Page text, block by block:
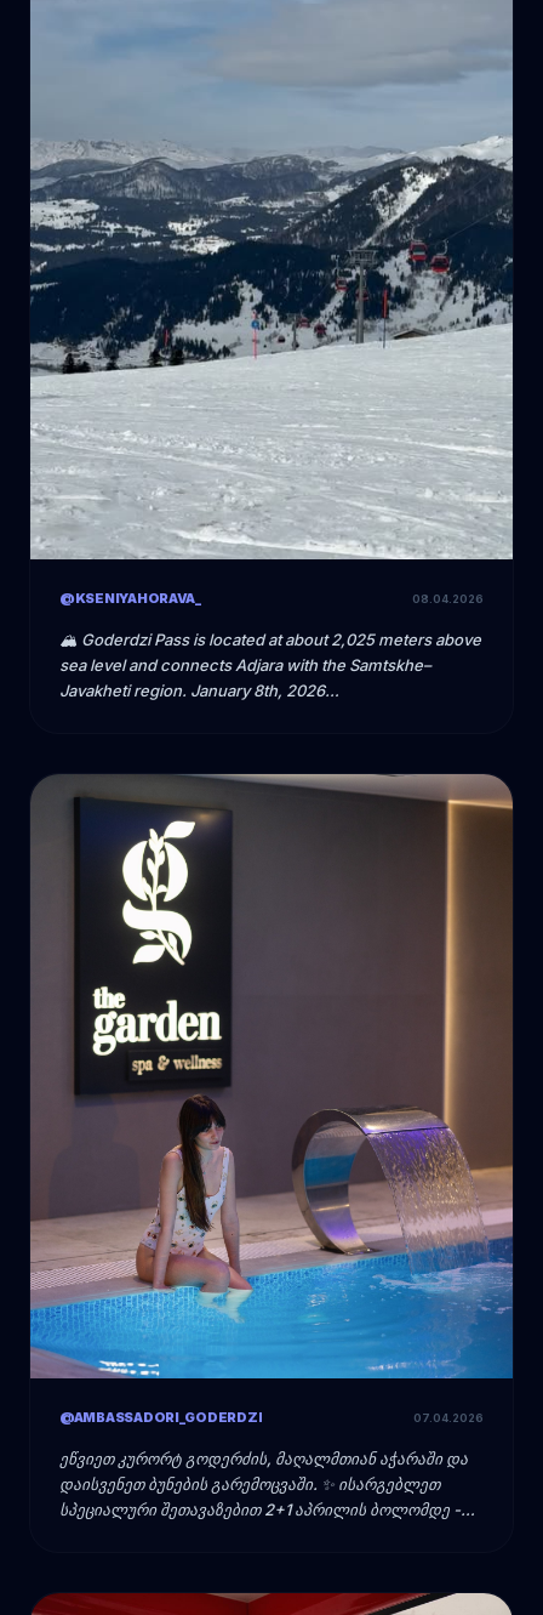
@KSENIYAHORAVA_ 08.04.2026
🏔️ Goderdzi Pass is located at about 2,025 meters above
sea level and connects Adjara with the Samtskhe–
Javakheti region. January 8th, 2026
@AMBASSADORI_GODERDZI 07.04.2026
ეწვიეთ კურორტ გოდერძის, მაღალმთიან აჭარაში და
დაისვენეთ ბუნების გარემოცვაში. ✨ ისარგებლეთ
სპეციალური შეთავაზებით 2+1 აპრილის ბოლომდე -
დახურულ საცურაო აუზს, ცხელ გარე ჯაკუზებს, მშრალ